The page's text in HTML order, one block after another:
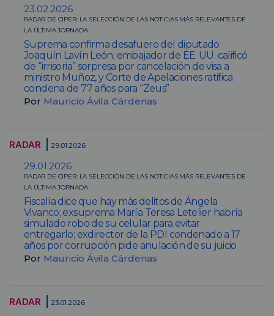
23.02.2026
RADAR DE CIPER: LA SELECCIÓN DE LAS NOTICIAS MÁS RELEVANTES DE
LA ÚLTIMA JORNADA
Suprema confirma desafuero del diputado
Joaquín Lavín León; embajador de EE. UU. calificó
de “irrisoria” sorpresa por cancelación de visa a
ministro Muñoz, y Corte de Apelaciones ratifica
condena de 77 años para “Zeus”
Por Mauricio Ávila Cárdenas
RADAR 29.01.2026
29.01.2026
RADAR DE CIPER: LA SELECCIÓN DE LAS NOTICIAS MÁS RELEVANTES DE
LA ÚLTIMA JORNADA
Fiscalía dice que hay más delitos de Ángela
Vivanco; exsuprema María Teresa Letelier habría
simulado robo de su celular para evitar
entregarlo; exdirector de la PDI condenado a 17
años por corrupción pide anulación de su juicio
Por Mauricio Ávila Cárdenas
RADAR 23.01.2026